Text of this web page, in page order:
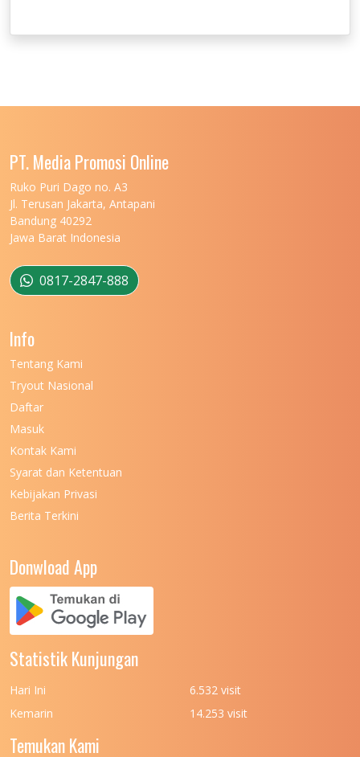
UNIVERSITAS JEMBER
UNIVERSITAS MALIKUSSALEH
UNIVERSITAS MARITIM RAJA ALI HAJI
UNIVERSITAS MATARAM
UNIVERSITAS MULAWARMAN
UNIVERSITAS MUSAMUS
UNIVERSITAS NEGERI KHAIRUN
UNIVERSITAS NEGERI MANADO
UNIVERSITAS NEGERI MEDAN
UNIVERSITAS NEGERI PADANG
UNIVERSITAS NUSA CENDANA
UNIVERSITAS PADJADJARAN
UNIVERSITAS PATTIMURA
(UPN) VETERAN JAKARTA
UNIVERSITAS PEMBANGUNAN NASIONAL
PT. Media Promosi Online
Ruko Puri Dago no. A3
Jl. Terusan Jakarta, Antapani
Bandung 40292
Jawa Barat Indonesia
0817-2847-888
Info
Tentang Kami
Tryout Nasional
Daftar
Masuk
Kontak Kami
Syarat dan Ketentuan
Kebijakan Privasi
Berita Terkini
Donwload App
Statistik Kunjungan
Hari Ini
6.532 visit
Kemarin
14.253 visit
Temukan Kami